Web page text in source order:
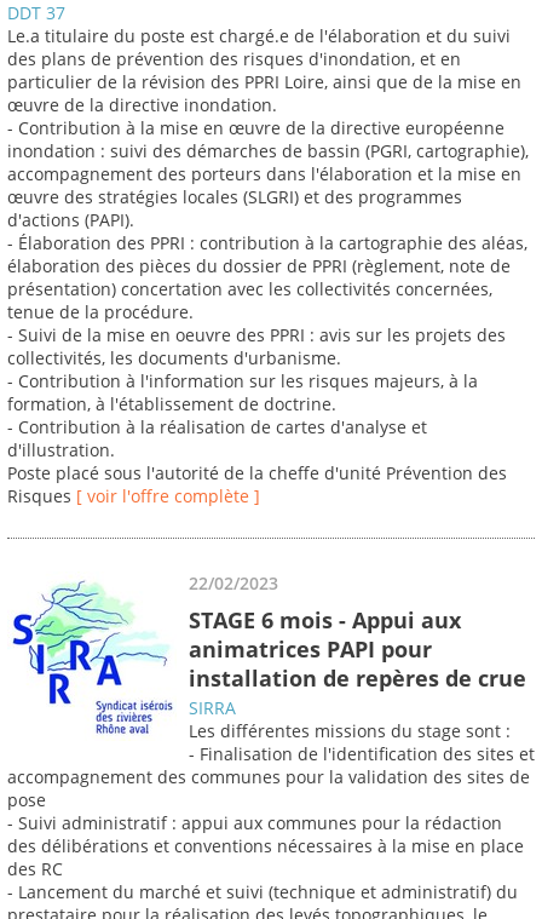
DDT 37
Le.a titulaire du poste est chargé.e de l'élaboration et du suivi
des plans de prévention des risques d'inondation, et en
particulier de la révision des PPRI Loire, ainsi que de la mise en
œuvre de la directive inondation.
- Contribution à la mise en œuvre de la directive européenne
inondation : suivi des démarches de bassin (PGRI, cartographie),
accompagnement des porteurs dans l'élaboration et la mise en
œuvre des stratégies locales (SLGRI) et des programmes
d'actions (PAPI).
- Élaboration des PPRI : contribution à la cartographie des aléas,
élaboration des pièces du dossier de PPRI (règlement, note de
présentation) concertation avec les collectivités concernées,
tenue de la procédure.
- Suivi de la mise en oeuvre des PPRI : avis sur les projets des
collectivités, les documents d'urbanisme.
- Contribution à l'information sur les risques majeurs, à la
formation, à l'établissement de doctrine.
- Contribution à la réalisation de cartes d'analyse et
d'illustration.
Poste placé sous l'autorité de la cheffe d'unité Prévention des
Risques [ voir l'offre complète ]
22/02/2023
STAGE 6 mois - Appui aux
animatrices PAPI pour
installation de repères de crue
SIRRA
Les différentes missions du stage sont :
- Finalisation de l'identification des sites et
accompagnement des communes pour la validation des sites de
pose
- Suivi administratif : appui aux communes pour la rédaction
des délibérations et conventions nécessaires à la mise en place
des RC
- Lancement du marché et suivi (technique et administratif) du